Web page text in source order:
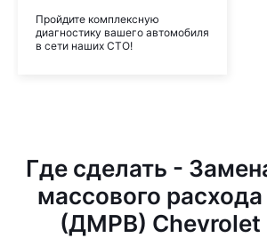
Пройдите комплексную
диагностику вашего автомобиля
в сети наших СТО!
Где сделать -
массового
(ДМРВ) Chevrolet